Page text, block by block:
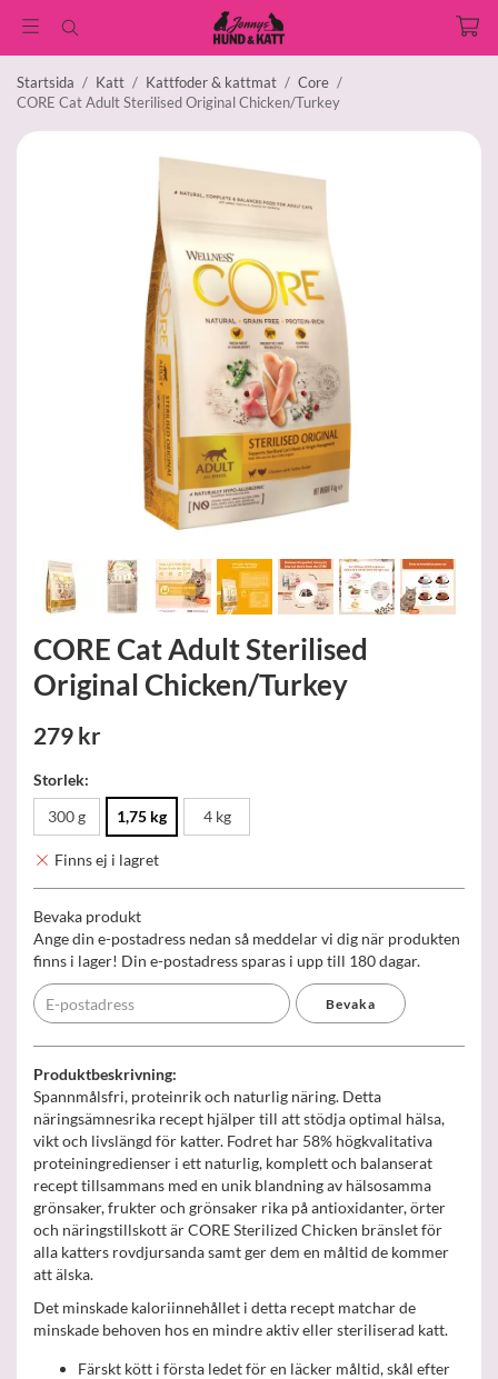
Startsida / Katt / Kattfoder & kattmat / Core /
CORE Cat Adult Sterilised Original Chicken/Turkey
CORE Cat Adult Sterilised
Original Chicken/Turkey
279 kr
Storlek:
300 g
1,75 kg 4 kg
Finns ej i lagret
Bevaka produkt
Ange din e-postadress nedan så meddelar vi dig när produkten
finns i lager! Din e-postadress sparas i upp till 180 dagar.
Bevaka
Produktbeskrivning:
Spannmålsfri, proteinrik och naturlig näring. Detta
näringsämnesrika recept hjälper till att stödja optimal hälsa,
vikt och livslängd för katter. Fodret har 58% högkvalitativa
proteiningredienser i ett naturlig, komplett och balanserat
recept tillsammans med en unik blandning av hälsosamma
grönsaker, frukter och grönsaker rika på antioxidanter, örter
och näringstillskott är CORE Sterilized Chicken bränslet för
alla katters rovdjursanda samt ger dem en måltid de kommer
att älska.
Det minskade kaloriinnehållet i detta recept matchar de
minskade behoven hos en mindre aktiv eller steriliserad katt.
Färskt kött i första ledet för en läcker måltid, skål efter